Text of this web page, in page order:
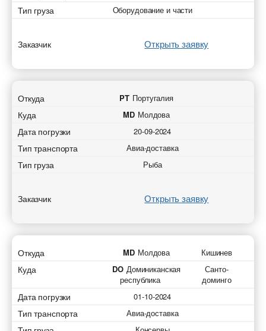
Тип груза Оборудование и части
Заказчик Открыть заявку
Откуда PT Португалия
Куда MD Молдова
Дата погрузки 20-09-2024
Тип транспорта Авиа-доставка
Тип груза Рыба
Заказчик Открыть заявку
Откуда MD Молдова Кишинев
Куда DO Доминиканская
республика
Санто-
доминго
Дата погрузки 01-10-2024
Тип транспорта Авиа-доставка